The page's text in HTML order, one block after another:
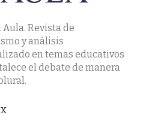
Aula. Revista de
y análisis
en temas educativos
el debate de manera